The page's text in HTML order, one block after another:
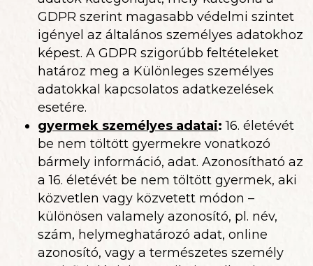
GDPR szerint magasabb védelmi szintet
igényel az általános személyes adatokhoz
képest. A GDPR szigorúbb feltételeket
határoz meg a Különleges személyes
adatokkal kapcsolatos adatkezelések
esetére.
gyermek személyes adatai:16. életévét
be nem töltött gyermekre vonatkozó
bármely információ, adat. Azonosítható az
a 16. életévét be nem töltött gyermek, aki
közvetlen vagy közvetett módon –
különösen valamely azonosító, pl. név,
szám, helymeghatározó adat, online
azonosító, vagy a természetes személy